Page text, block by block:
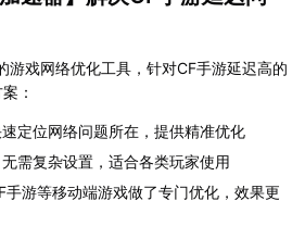
游戏网络优化工具，针对CF手游延迟高的
：
定位网络问题所在，提供精准优化
无需复杂设置，适合各类玩家使用
手游等移动端游戏做了专门优化，效果更